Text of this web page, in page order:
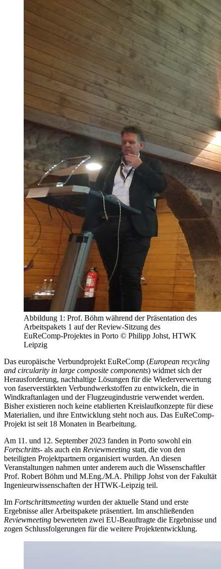
Abbildung 1: Prof. Böhm während der Präsentation des
Arbeitspakets 1 auf der Review-Sitzung des
EuReComp-Projektes in Porto © Philipp Johst, HTWK
Leipzig
Das europäische Verbundprojekt EuReComp (European recycling
and circularity in large composite components) widmet sich der
Herausforderung, nachhaltige Lösungen für die Wiederverwertung
von faserverstärkten Verbundwerkstoffen zu entwickeln, die in
Windkraftanlagen und der Flugzeugindustrie verwendet werden.
Bisher existieren noch keine etablierten Kreislaufkonzepte für diese
Materialien, und ihre Entwicklung steht noch aus. Das EuReComp-
Projekt ist seit 18 Monaten in Bearbeitung.
Am 11. und 12. September 2023 fanden in Porto sowohl ein
Fortschritts- als auch ein Reviewmeeting statt, die von den
beteiligten Projektpartnern organisiert wurden. An diesen
Veranstaltungen nahmen unter anderem auch die Wissenschaftler
Prof. Robert Böhm und M.Eng./M.A. Philipp Johst von der Fakultät
Ingenieurwissenschaften der HTWK-Leipzig teil.
Im Fortschrittsmeeting wurden der aktuelle Stand und erste
Ergebnisse aller Arbeitspakete präsentiert. Im anschließenden
Reviewmeeting bewerteten zwei EU-Beauftragte die Ergebnisse und
zogen Schlussfolgerungen für die weitere Projektentwicklung.